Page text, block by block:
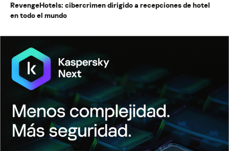
RevengeHotels: cibercrimen dirigido a recepciones de hotel
en todo el mundo